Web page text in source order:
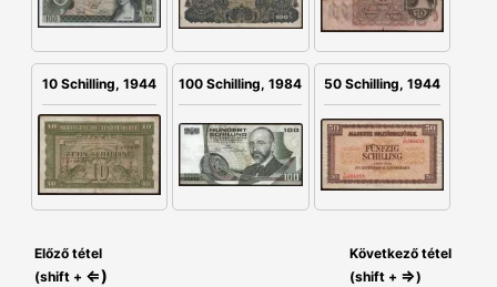
10 Schilling, 1944 100 Schilling, 1984 50 Schilling, 1944
Előző tétel
(shift + ⇐)
Következő tétel
(shift + ⇒)